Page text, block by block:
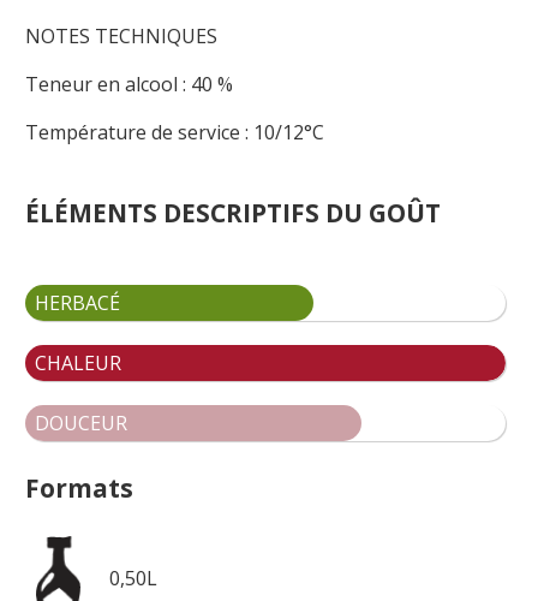
NOTES TECHNIQUES
Teneur en alcool : 40 %
Température de service : 10/12°C
ÉLÉMENTS DESCRIPTIFS DU GOÛT
HERBACÉ
CHALEUR
DOUCEUR
Formats
0,50L